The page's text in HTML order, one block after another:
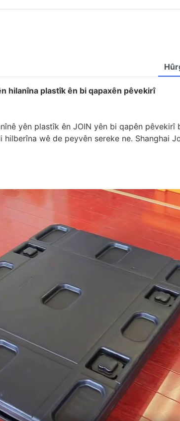
hilanîna plastîk ên bi qapaxên pêvekirî
yên plastîk ên JOIN yên bi qapên
wê de peyvên sereke ne. Shanghai